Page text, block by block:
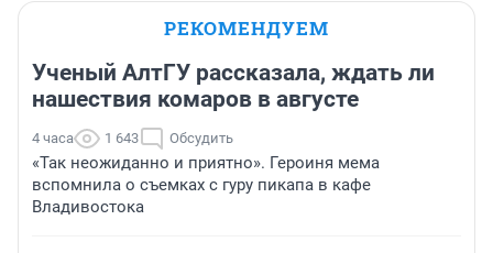
РЕКОМЕНДУЕМ
Ученый АлтГУ рассказала, ждать ли
нашествия комаров в августе
4 часа 1 643 Обсудить
«Так неожиданно и приятно». Героиня мема
вспомнила о съемках с гуру пикапа в кафе
Владивостока